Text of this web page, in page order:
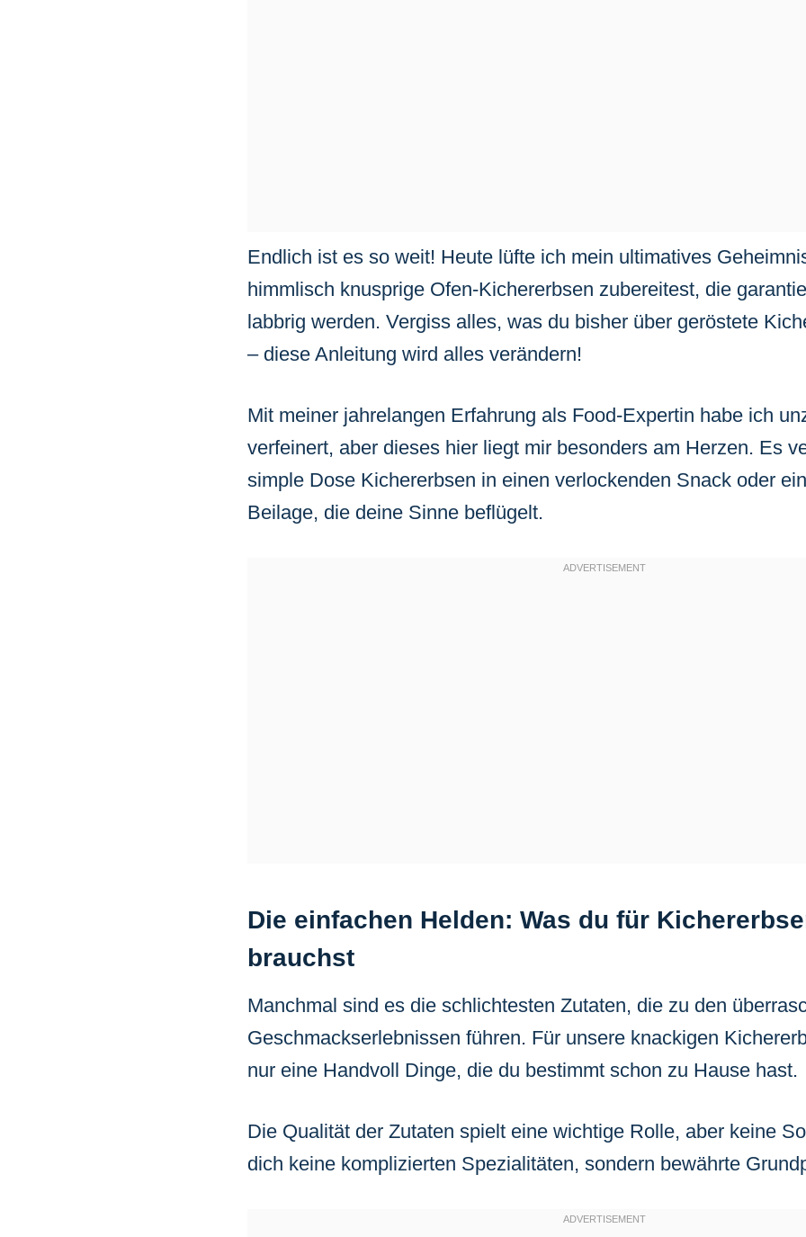
Endlich ist es so weit! Heute lüfte ich mein ultimatives
himmlisch knusprige Ofen-Kichererbsen zubereitest, die
labbrig werden. Vergiss alles, was du bisher über geröstete
– diese Anleitung wird alles verändern!
Mit meiner jahrelangen Erfahrung als Food-Expertin habe ich
verfeinert, aber dieses hier liegt mir besonders am Herzen. Es
simple Dose Kichererbsen in einen verlockenden Snack oder
Beilage, die deine Sinne beflügelt.
Die einfachen Helden: Was du für
brauchst
Manchmal sind es die schlichtesten Zutaten, die zu den
Geschmackserlebnissen führen. Für unsere knackigen
nur eine Handvoll Dinge, die du bestimmt schon zu Hause hast.
Die Qualität der Zutaten spielt eine wichtige Rolle, aber keine
dich keine komplizierten Spezialitäten, sondern bewährte